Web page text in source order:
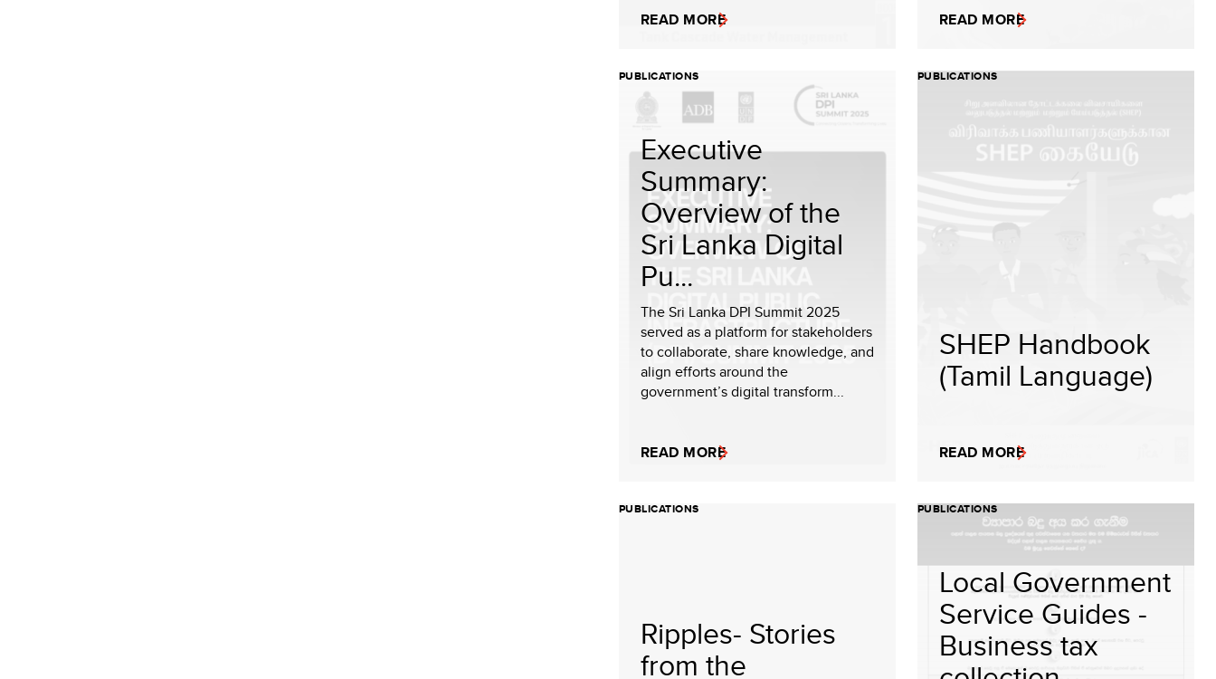
READ MORE READ MORE
PUBLICATIONS
Executive
Summary:
Overview of the
Sri Lanka Digital
Pu...
The Sri Lanka DPI Summit 2025
served as a platform for stakeholders
to collaborate, share knowledge, and
align efforts around the
government’s digital transform...
READ MORE
PUBLICATIONS
SHEP Handbook
(Tamil Language)
READ MORE
PUBLICATIONS
Ripples- Stories
from the
PUBLICATIONS
Local Government
Service Guides -
Business tax